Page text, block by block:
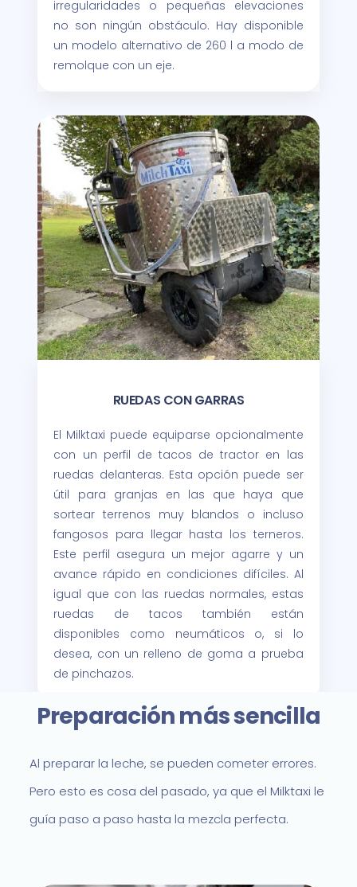
irregularidades o pequeñas elevaciones
no son ningún obstáculo. Hay disponible
un modelo alternativo de 260 l a modo de
remolque con un eje.
RUEDAS CON GARRAS
El Milktaxi puede equiparse opcionalmente
con un perfil de tacos de tractor en las
ruedas delanteras. Esta opción puede ser
útil para granjas en las que haya que
sortear terrenos muy blandos o incluso
fangosos para llegar hasta los terneros.
Este perfil asegura un mejor agarre y un
avance rápido en condiciones difíciles. Al
igual que con las ruedas normales, estas
ruedas de tacos también están
disponibles como neumáticos o, si lo
desea, con un relleno de goma a prueba
de pinchazos.
Preparación más sencilla
Al preparar la leche, se pueden cometer errores.
Pero esto es cosa del pasado, ya que el Milktaxi le
guía paso a paso hasta la mezcla perfecta.